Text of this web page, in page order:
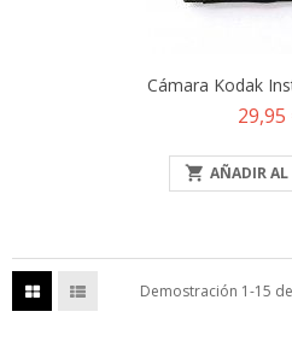
Cámara Kodak
Precio
29,95
 AÑADIR AL
Demostración 1-15